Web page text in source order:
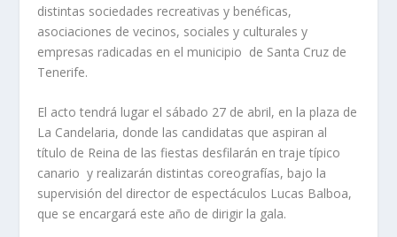
distintas sociedades recreativas y benéficas,
asociaciones de vecinos, sociales y culturales y
empresas radicadas en el municipio de Santa Cruz de
Tenerife.
El acto tendrá lugar el sábado 27 de abril, en la plaza de
La Candelaria, donde las candidatas que aspiran al
título de Reina de las fiestas desfilarán en traje típico
canario y realizarán distintas coreografías, bajo la
supervisión del director de espectáculos Lucas Balboa,
que se encargará este año de dirigir la gala.